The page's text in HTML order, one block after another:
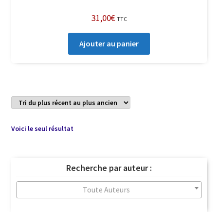
31,00€ TTC
Ajouter au panier
Voici le seul résultat
Recherche par auteur :
Toute Auteurs